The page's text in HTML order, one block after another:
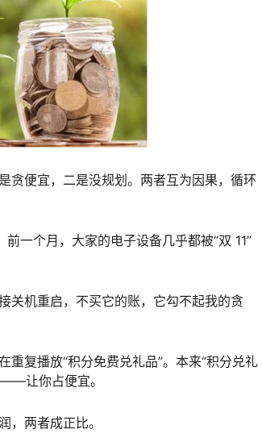
贪便宜，二是没规划。两者互为因果，循环
一个月，大家的电子设备几乎都被“双 11”
关机重启，不买它的账，它勾不起我的贪
复播放“积分免费兑礼品”。本来“积分兑礼
让你占便宜。
，两者成正比。